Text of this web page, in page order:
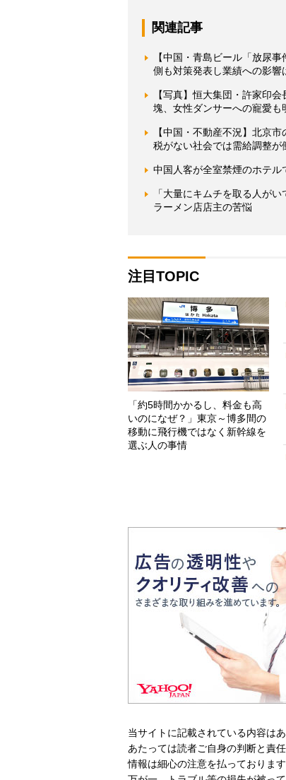
関連記事
【中国・青島ビール「放尿
側も対策発表し業績への影響
【写真】恒大集団・許家印
塊、女性ダンサーへの寵愛も
【中国・不動産不況】北京
税がない社会では需給調整が
中国人客が全室禁煙のホテル
「大量にキムチを取る人が
ラーメン店店主の苦悩
注目TOPIC
「約5時間かかるし、料金も高
いのになぜ？」東京～博多間の
移動に飛行機ではなく新幹線を
選ぶ人の事情
当サイトに記載されている内容は
あたっては読者ご自身の判断と責
情報は細心の注意を払っておりま